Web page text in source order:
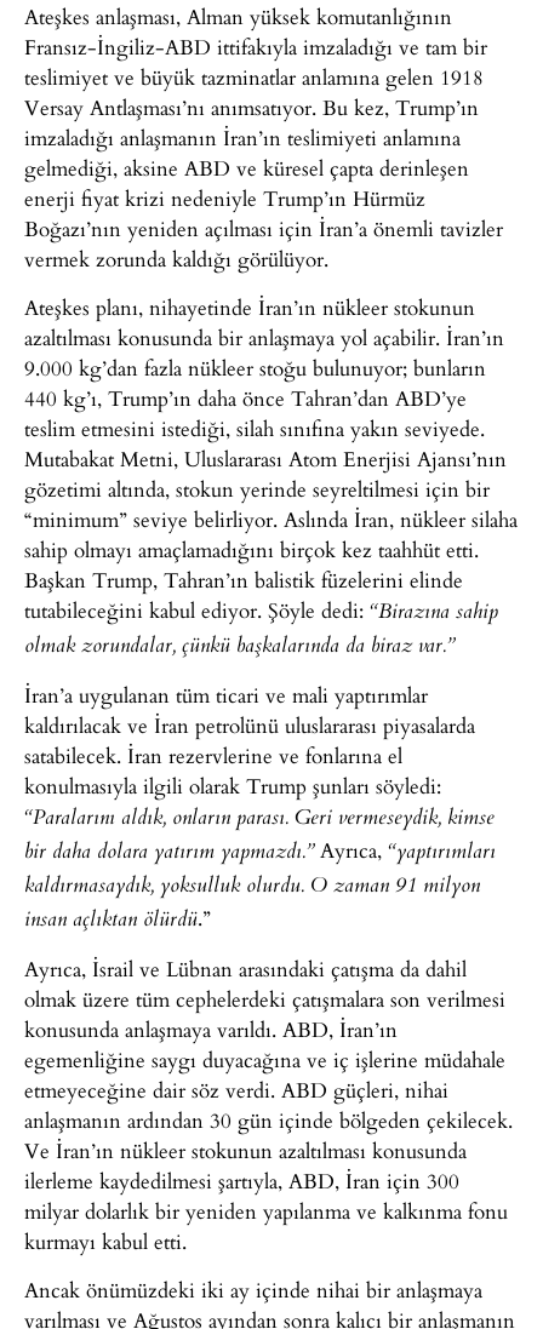
Ateşkes anlaşması, Alman yüksek komutanlığının
Fransız-İngiliz-ABD ittifakıyla imzaladığı ve tam bir
teslimiyet ve büyük tazminatlar anlamına gelen 1918
Versay Antlaşması’nı anımsatıyor. Bu kez, Trump’ın
imzaladığı anlaşmanın İran’ın teslimiyeti anlamına
gelmediği, aksine ABD ve küresel çapta derinleşen
enerji fiyat krizi nedeniyle Trump’ın Hürmüz
Boğazı’nın yeniden açılması için İran’a önemli tavizler
vermek zorunda kaldığı görülüyor.
Ateşkes planı, nihayetinde İran’ın nükleer stokunun
azaltılması konusunda bir anlaşmaya yol açabilir. İran’ın
9.000 kg’dan fazla nükleer stoğu bulunuyor; bunların
440 kg’ı, Trump’ın daha önce Tahran’dan ABD’ye
teslim etmesini istediği, silah sınıfına yakın seviyede.
Mutabakat Metni, Uluslararası Atom Enerjisi Ajansı’nın
gözetimi altında, stokun yerinde seyreltilmesi için bir
“minimum” seviye belirliyor. Aslında İran, nükleer silaha
sahip olmayı amaçlamadığını birçok kez taahhüt etti.
Başkan Trump, Tahran’ın balistik füzelerini elinde
tutabileceğini kabul ediyor. Şöyle dedi: “Birazına sahip
olmak zorundalar, çünkü başkalarında da biraz var.”
İran’a uygulanan tüm ticari ve mali yaptırımlar
kaldırılacak ve İran petrolünü uluslararası piyasalarda
satabilecek. İran rezervlerine ve fonlarına el
konulmasıyla ilgili olarak Trump şunları söyledi:
“Paralarını aldık, onların parası. Geri vermeseydik, kimse
bir daha dolara yatırım yapmazdı.”Ayrıca, “yaptırımları
kaldırmasaydık, yoksulluk olurdu. O zaman 91 milyon
insan açlıktan ölürdü.”
Ayrıca, İsrail ve Lübnan arasındaki çatışma da dahil
olmak üzere tüm cephelerdeki çatışmalara son verilmesi
konusunda anlaşmaya varıldı. ABD, İran’ın
egemenliğine saygı duyacağına ve iç işlerine müdahale
etmeyeceğine dair söz verdi. ABD güçleri, nihai
anlaşmanın ardından 30 gün içinde bölgeden çekilecek.
Ve İran’ın nükleer stokunun azaltılması konusunda
ilerleme kaydedilmesi şartıyla, ABD, İran için 300
milyar dolarlık bir yeniden yapılanma ve kalkınma fonu
kurmayı kabul etti.
Ancak önümüzdeki iki ay içinde nihai bir anlaşmaya
varılması ve Ağustos ayından sonra kalıcı bir anlaşmanın